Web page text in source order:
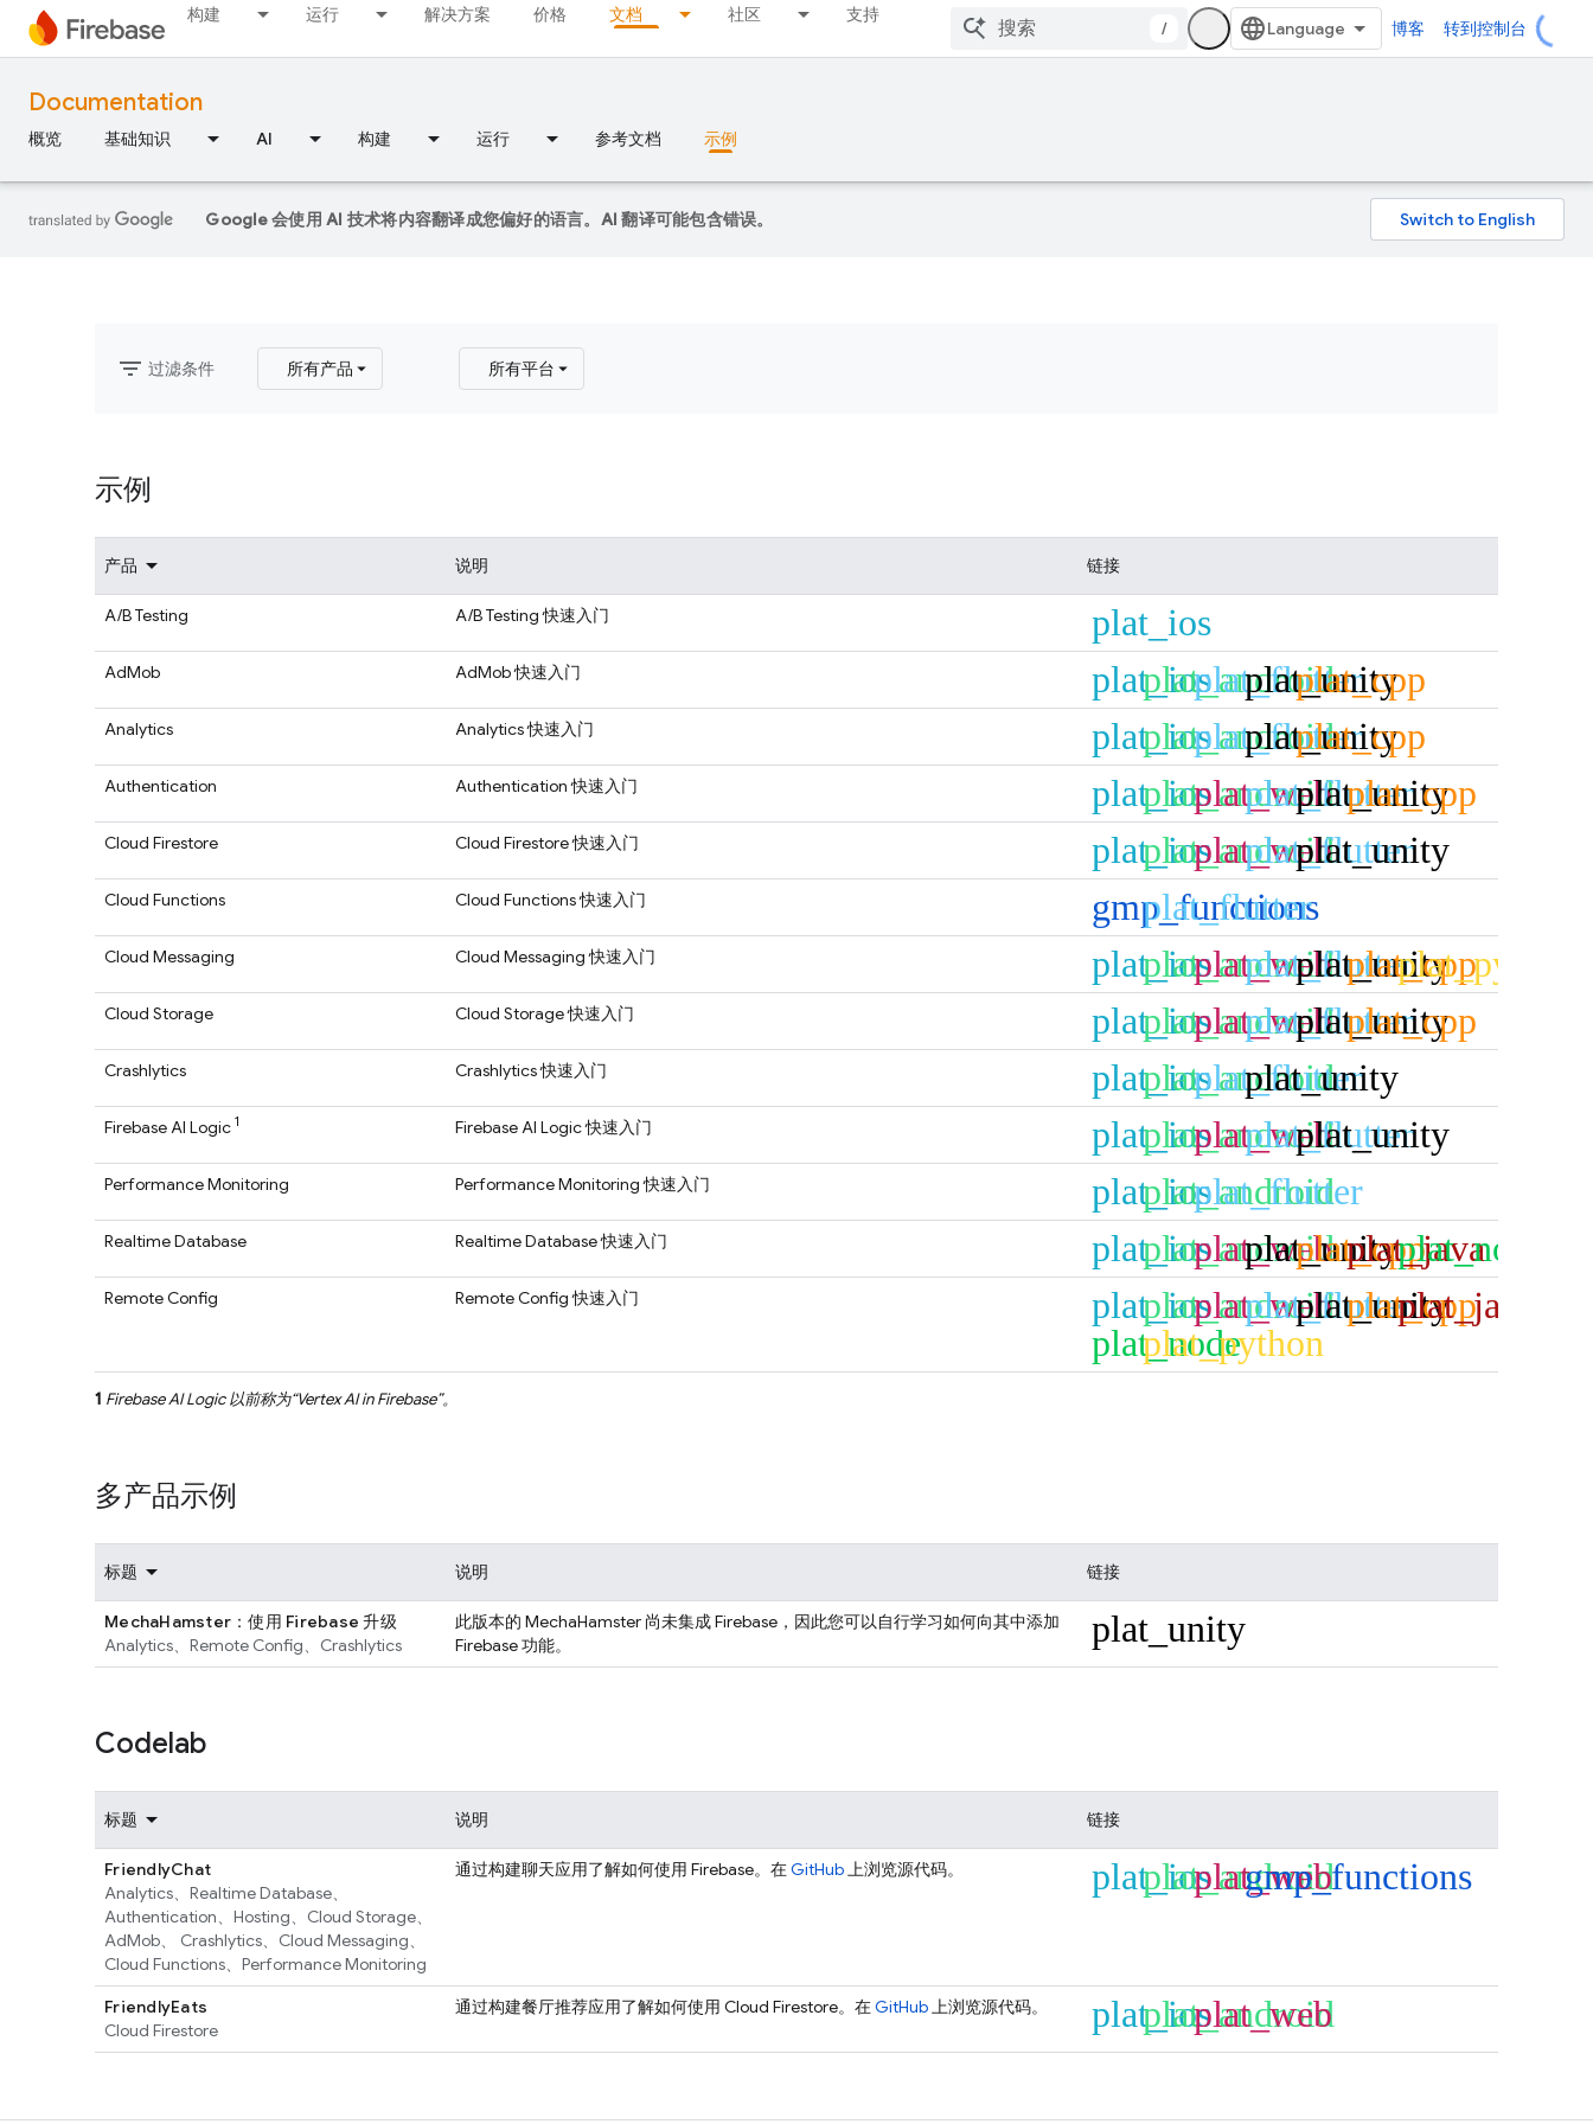
构建 运行 解决方案 价格 文档 社区 支持
/ 博客 转到控制台
Documentation
概览 基础知识 AI 构建 运行 参考文档 示例
Google 会使用 AI 技术将内容翻译成您偏好的语言。AI 翻译可能包含错误。
filter_list 过滤条件 所有产品 所有平台
示例
产品 说明 链接
A/B Testing A/B Testing快速入门 plat_ios
AdMob AdMob快速入门 plat_ios
plat_android
plat_flutter
plat_unity
plat_cpp
Analytics Analytics快速入门 plat_ios
plat_android
plat_flutter
plat_unity
plat_cpp
Authentication Authentication快速入门 plat_ios
plat_android
plat_web
plat_flutter
plat_unity
plat_cpp
Cloud Firestore Cloud Firestore快速入门 plat_ios
plat_android
plat_web
plat_flutter
plat_unity
Cloud Functions Cloud Functions快速入门 gmp_functions
plat_flutter
Cloud Messaging Cloud Messaging快速入门 plat_ios
plat_android
plat_web
plat_flutter
plat_unity
plat_cpp
plat_python
Cloud Storage Cloud Storage快速入门 plat_ios
plat_android
plat_web
plat_flutter
plat_unity
plat_cpp
Crashlytics Crashlytics快速入门 plat_ios
plat_android
plat_flutter
plat_unity
Firebase AI Logic 1 Firebase AI Logic快速入门 plat_ios
plat_android
plat_web
plat_flutter
plat_unity
Performance Monitoring Performance Monitoring快速入门 plat_ios
plat_android
plat_flutter
Realtime Database Realtime Database快速入门 plat_ios
plat_android
plat_web
plat_unity
plat_cpp
plat_java
plat_node
Remote Config Remote Config快速入门 plat_ios
plat_android
plat_web
plat_flutter
plat_unity
plat_cpp
plat_java
plat_node
plat_python
1 Firebase AI Logic以前称为“Vertex AI in Firebase”。
多产品示例
标题 说明 链接
MechaHamster：使用 Firebase 升级
Analytics、 Remote Config、 Crashlytics
此版本的 MechaHamster 尚未集成 Firebase，因此您可以自行学习如何向其中添加
Firebase 功能。
plat_unity
Codelab
标题 说明 链接
FriendlyChat
Analytics、 Realtime Database、
Authentication、 Hosting、 Cloud Storage、
AdMob、 Crashlytics、 Cloud Messaging、
Cloud Functions、 Performance Monitoring
通过构建聊天应用了解如何使用 Firebase。在GitHub上浏览源代码。 plat_ios
plat_android
plat_web
gmp_functions
FriendlyEats
Cloud Firestore
通过构建餐厅推荐应用了解如何使用 Cloud Firestore。在GitHub上浏览源代码。 plat_ios
plat_android
plat_web